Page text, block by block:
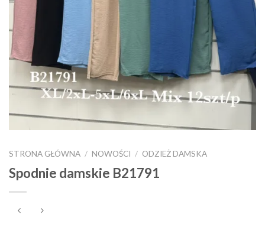
STRONA GŁÓWNA / NOWOŚCI / ODZIEŻ DAMSKA
Spodnie damskie B21791